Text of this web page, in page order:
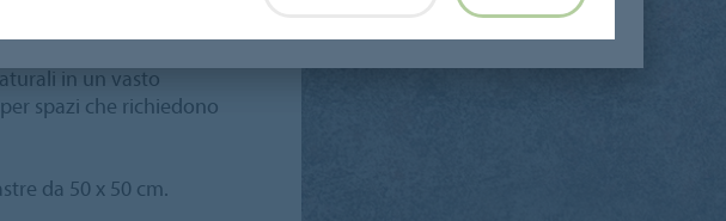
struttura senza però
in un vasto
spazi che richiedono
da 50 x 50 cm.